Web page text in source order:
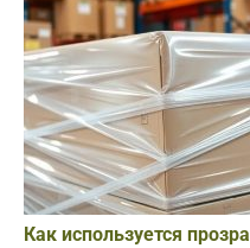
Как используется